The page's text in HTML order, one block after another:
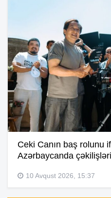
Ceki Canın baş rolunu
Azərbaycanda
10 Avqust 2026, 15:37